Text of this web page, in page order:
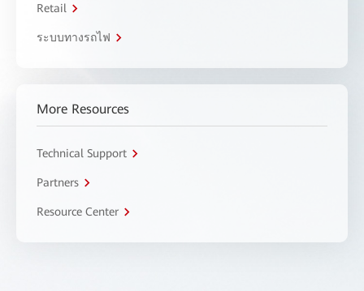
Retail
ระบบทางรถไฟ
More Resources
Technical Support
Partners
Resource Center